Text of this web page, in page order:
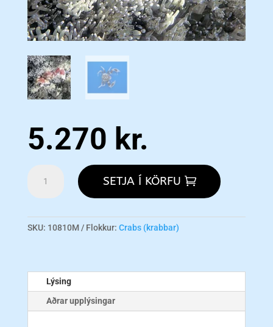
5.270 kr.
M
SETJA Í KÖRFU
SKU: 10810M Flokkur: Crabs (krabbar)
Lýsing
Aðrar upplýsingar